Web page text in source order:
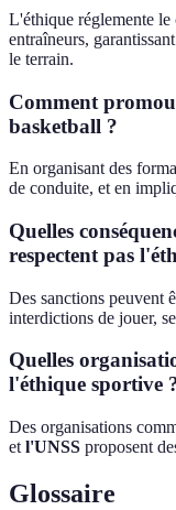
L'éthique réglemente le
entraîneurs,
le terrain.
Comment
basketball ?
En organisant des
de conduite, et en
Quelles
respectent pas
Des sanctions peuvent
interdictions de jouer,
Quelles
l'éthique sportive
Des organisations
et l'UNSS proposent
Glossaire